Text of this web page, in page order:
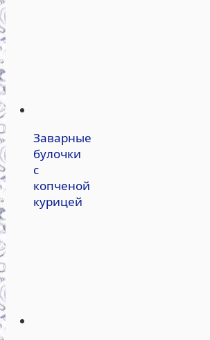
Заварные
булочки
с
копченой
курицей